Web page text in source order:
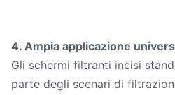
4. Ampia applicazione
Gli schermi filtranti incisi
parte degli scenari di